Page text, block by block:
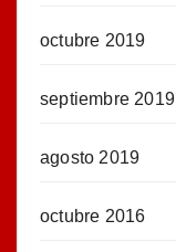
octubre 2019
septiembre 2019
agosto 2019
octubre 2016